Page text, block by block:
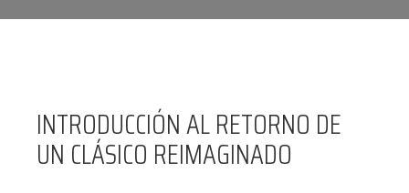
INTRODUCCIÓN AL RETORNO DE
UN CLÁSICO REIMAGINADO